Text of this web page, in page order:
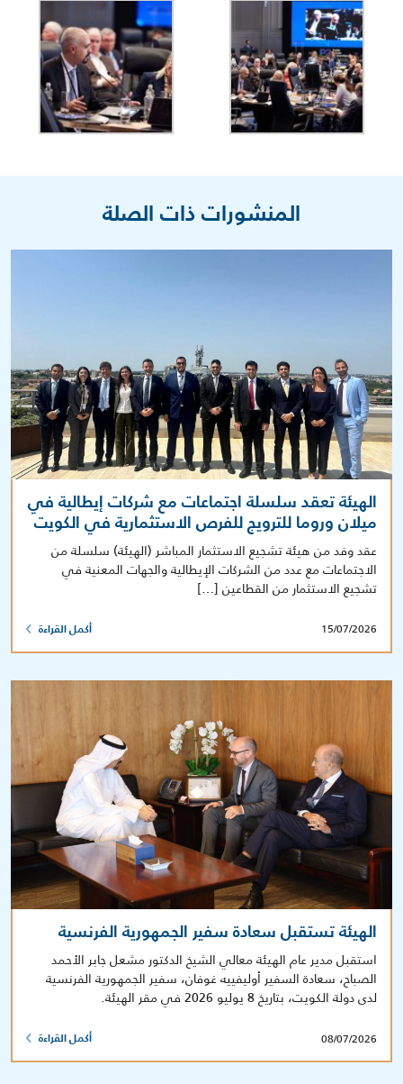
المنشورات ذات الصلة
الهيئة تعقد سلسلة اجتماعات مع شركات إيطالية في
ميلان وروما للترويج للفرص الاستثمارية في الكويت
عقد وفد من هيئة تشجيع الاستثمار المباشر (الهيئة) سلسلة من
الاجتماعات مع عدد من الشركات الإيطالية والجهات المعنية في
تشجيع الاستثمار من القطاعين […]
15/07/2026 أكمل القراءة
الهيئة تستقبل سعادة سفير الجمهورية الفرنسية
استقبل مدير عام الهيئة معالي الشيخ الدكتور مشعل جابر الأحمد
الصباح، سعادة السفير أوليفييه غوفان، سفير الجمهورية الفرنسية
لدى دولة الكويت، بتاريخ 8 يوليو 2026 في مقر الهيئة.
08/07/2026 أكمل القراءة